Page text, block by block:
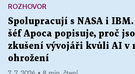
ROZHOVOR
Spolupracují s NASA i
šéf Apoca popisuje, proč
zkušení vývojáři kvůli AI v
ohrožení